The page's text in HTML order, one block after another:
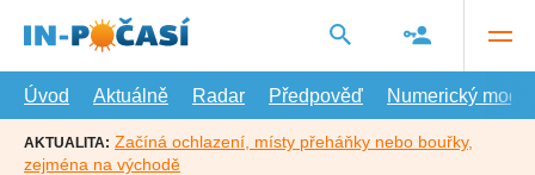
hlavní
Úvod
Aktuálně Radar Předpověď Numerický model
AKTUALITA: Začíná ochlazení, místy přeháňky nebo bouřky,
zejména na východě